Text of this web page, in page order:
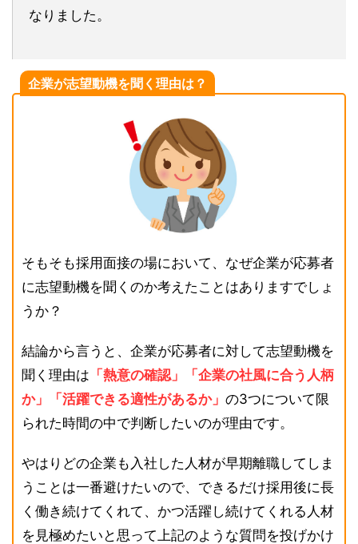
なりました。
企業が志望動機を聞く理由は？
そもそも採用面接の場において、なぜ企業が応募者
に志望動機を聞くのか考えたことはありますでしょ
うか？
結論から言うと、企業が応募者に対して志望動機を
聞く理由は 「熱意の確認」「企業の社風に合う人柄
か」「活躍できる適性があるか」 の3つについて限
られた時間の中で判断したいのが理由です。
やはりどの企業も入社した人材が早期離職してしま
うことは一番避けたいので、できるだけ採用後に長
く働き続けてくれて、かつ活躍し続けてくれる人材
を見極めたいと思って上記のような質問を投げかけ